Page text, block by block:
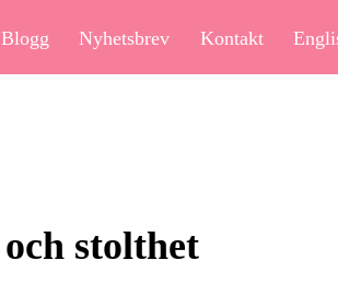
Blogg Nyhetsbrev Kontakt
stolthet